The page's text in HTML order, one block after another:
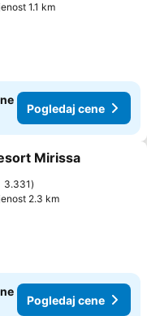
1.1 km
Pogledaj cene
favorite
Mirissa
3.331
2.3 km
Pogledaj cene